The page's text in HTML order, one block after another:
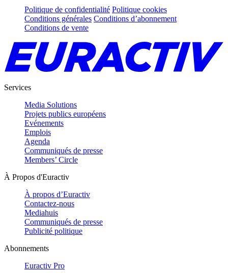
Politique de confidentialité Politique cookies
Conditions générales Conditions d’abonnement
Conditions de vente
Services
Media Solutions
Projets publics européens
Evénements
Emplois
Agenda
Communiqués de presse
Members’ Circle
À Propos d'Euractiv
À propos d’Euractiv
Contactez-nous
Mediahuis
Communiqués de presse
Publicité politique
Abonnements
Euractiv Pro